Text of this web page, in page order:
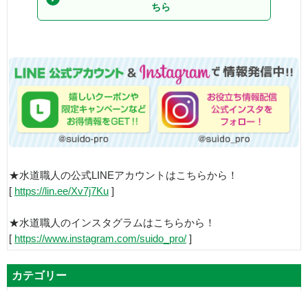
ちら
★水道職人の公式LINEアカウントはこちらから！
[ https://lin.ee/Xv7j7Ku ]
★水道職人のインスタグラムはこちらから！
[ https://www.instagram.com/suido_pro/ ]
カテゴリー